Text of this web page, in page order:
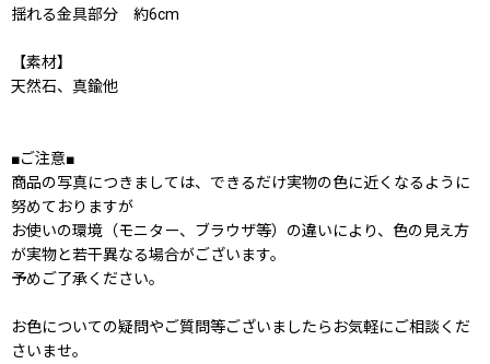
揺れる金具部分 約6cm
【素材】
天然石、真鍮他
■ご注意■
商品の写真につきましては、できるだけ実物の色に近くなるように
努めておりますが
お使いの環境（モニター、ブラウザ等）の違いにより、色の見え方
が実物と若干異なる場合がございます。
予めご了承ください。
お色についての疑問やご質問等ございましたらお気軽にご相談くだ
さいませ。